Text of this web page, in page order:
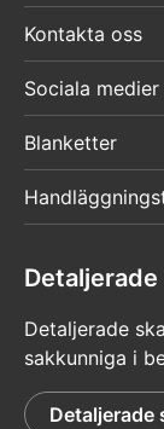
Kontakta oss
Sociala medier
Blanketter
Detaljerade
sakkunniga i
Detaljerade